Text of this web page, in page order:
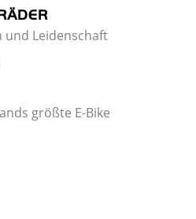
und Leidenschaft
größte E-Bike